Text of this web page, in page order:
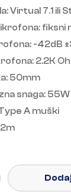
Virtual 7.1 ili
fiksni
-42dB
2.2K
50mm
snaga: 55W
A muški